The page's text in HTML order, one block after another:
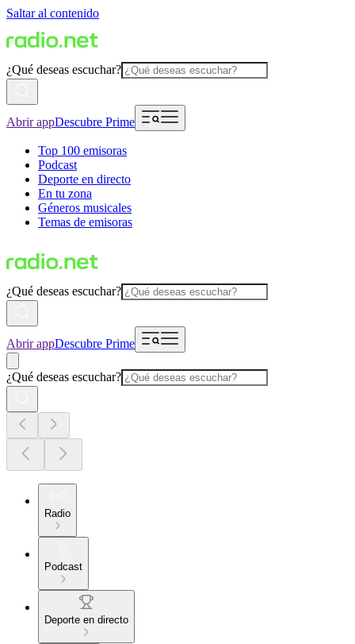
Saltar al contenido
¿Qué deseas escuchar?
Abrir appDescubre Prime
Top 100 emisoras
Podcast
Deporte en directo
En tu zona
Géneros musicales
Temas de emisoras
¿Qué deseas escuchar?
Abrir appDescubre Prime
¿Qué deseas escuchar?
Radio
Podcast
Deporte en directo